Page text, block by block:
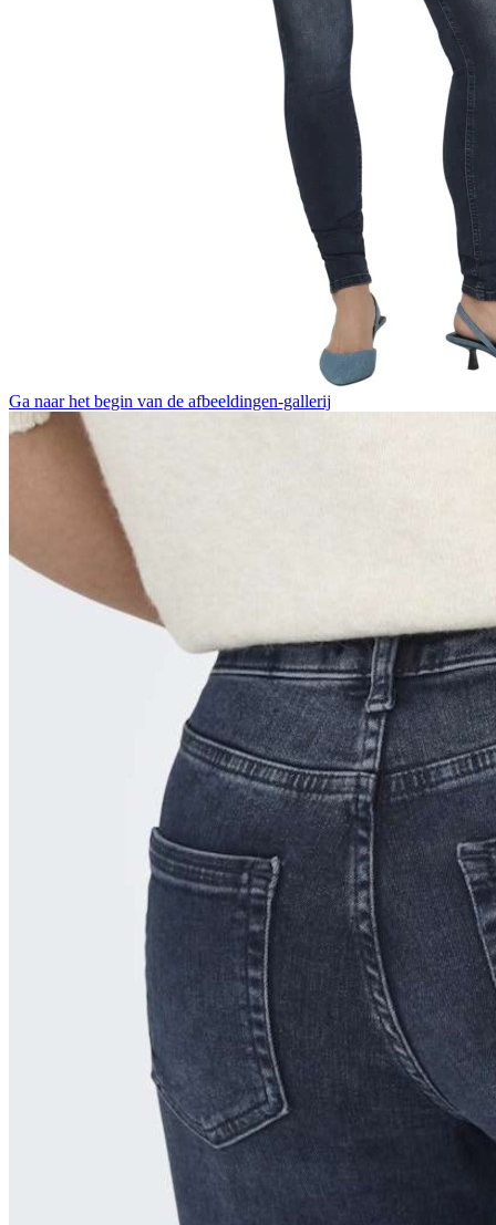
Ga naar het begin van de afbeeldingen-gallerij